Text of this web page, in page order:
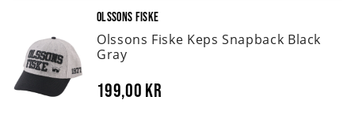
OLSSONS FISKE
Olssons Fiske Keps Snapback Black
Gray
199,00 kr